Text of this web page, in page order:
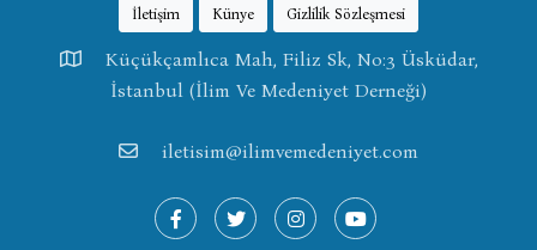
İletişim Künye Gizlilik Sözleşmesi
Küçükçamlıca Mah, Filiz Sk, No:3 Üsküdar,
İstanbul (İlim Ve Medeniyet Derneği)
iletisim@ilimvemedeniyet.com